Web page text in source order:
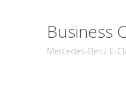
Business
Mercedes-Benz E-